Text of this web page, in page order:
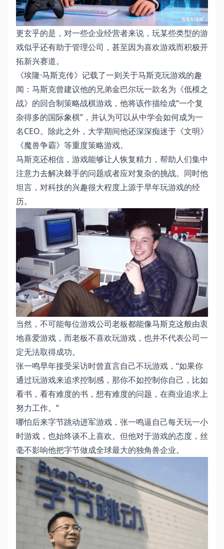
更玄乎的是，对一些企业经营者来说，玩某些类型的游
戏似乎还有助于管理公司，甚至因为喜欢游戏而积极开
拓新兴赛道。
《埃隆·马斯克传》记载了一则关于马斯克玩游戏的趣
闻：马斯克曾建议他的兄弟金巴尔玩一款名为《低模之
战》的回合制策略战棋游戏，他将该作描绘成“一个复
杂得多的国际象棋”，并认为可以从中学会如何成为一
名CEO。除此之外，大学期间他还深深痴迷于《文明》
《魔兽争霸》等重度策略游戏。
马斯克还相信，游戏能够让人恢复精力，帮助人们集中
注意力去解决棘手的问题或者应对复杂的挑战。同时他
坦言，对科技的兴趣很大程度上源于早年玩游戏的经
历。
当然，不可能每位游戏公司老板都能像马斯克这般由衷
地喜爱游戏，而老板不喜欢玩游戏，也并不代表公司一
定无法取得成功。
张一鸣早年接受采访时曾直言自己不玩游戏，“如果你
通过玩游戏来追求控制感，那你不如控制你自己，比如
看书，看有难度的书，想有难度的问题，在商业追求上
努力工作。”
哪怕后来字节跳动进军游戏，张一鸣逼自己每天玩一小
时游戏，也始终谈不上喜欢。但他对于游戏的态度，丝
毫不影响他把字节做成全球最大的独角兽企业。